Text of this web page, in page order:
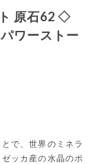
原石62 ◇
ワーストー
で、世界のミネラ
ッカ産の水晶のポ